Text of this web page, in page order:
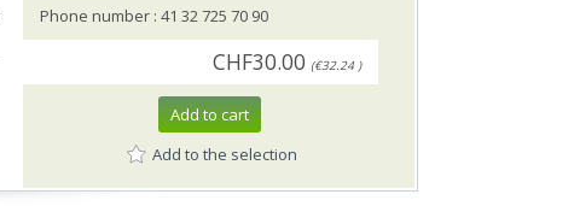
Phone number : 41 32 725 70 90
CHF30.00 (€32.24 )
Add to cart
Add to the selection